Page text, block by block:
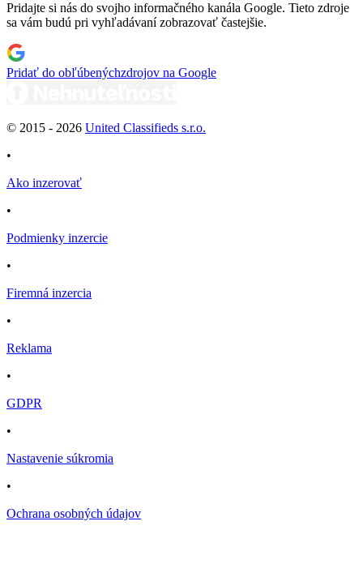
Pridajte si nás do svojho informačného kanála Google. Tieto zdroje
sa vám budú pri vyhľadávaní zobrazovať častejšie.
Pridať do obľúbenýchzdrojov na Google
© 2015 - 2026 United Classifieds s.r.o.
•
Ako inzerovať
•
Podmienky inzercie
•
Firemná inzercia
•
Reklama
•
GDPR
•
Nastavenie súkromia
•
Ochrana osobných údajov